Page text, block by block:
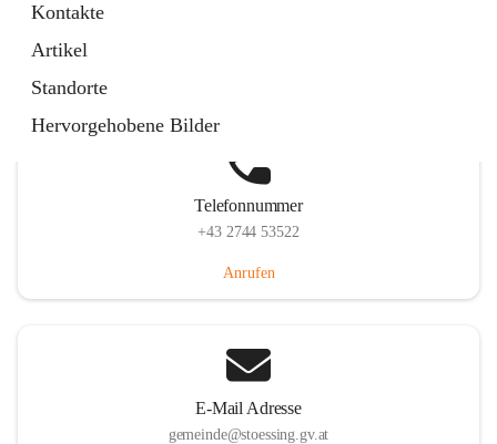
Kontakte
Artikel
Standorte
Hervorgehobene Bilder
Telefonnummer
+43 2744 53522
Anrufen
E-Mail Adresse
gemeinde@stoessing.gv.at